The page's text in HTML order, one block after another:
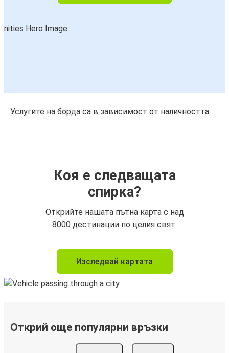
Услугите на борда са в зависимост от наличността
Коя е следващата
спирка?
Открийте нашата пътна карта с над
8000 дестинации по целия свят.
Изследвай картата
Открий още популярни връзки